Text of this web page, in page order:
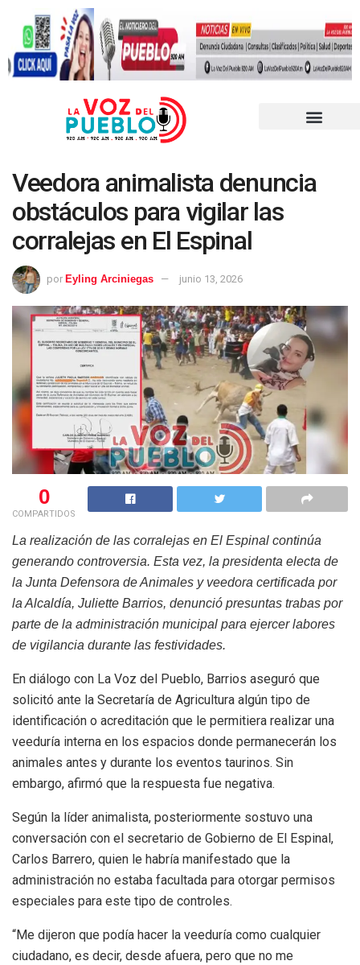
Veedora animalista denuncia
obstáculos para vigilar las
corralejas en El Espinal
por Eyling Arciniegas junio 13, 2026
0
COMPARTIDOS
La realización de las corralejas en El Espinal continúa
generando controversia. Esta vez, la presidenta electa de
la Junta Defensora de Animales y veedora certificada por
la Alcaldía, Juliette Barrios, denunció presuntas trabas por
parte de la administración municipal para ejercer labores
de vigilancia durante las festividades.
En diálogo con La Voz del Pueblo, Barrios aseguró que
solicitó ante la Secretaría de Agricultura algún tipo de
identificación o acreditación que le permitiera realizar una
veeduría interna en los espacios donde permanecerán los
animales antes y durante los eventos taurinos. Sin
embargo, afirmó que la respuesta fue negativa.
Según la líder animalista, posteriormente sostuvo una
conversación con el secretario de Gobierno de El Espinal,
Carlos Barrero, quien le habría manifestado que la
administración no estaba facultada para otorgar permisos
especiales para este tipo de controles.
“Me dijeron que podía hacer la veeduría como cualquier
ciudadano, es decir, desde afuera, pero que no me